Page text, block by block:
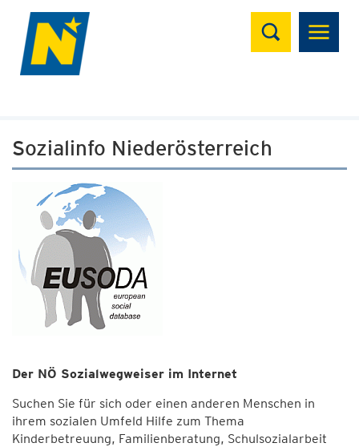
Suchen
Sozialinfo Niederösterreich
Der NÖ Sozialwegweiser im Internet
Suchen Sie für sich oder einen anderen Menschen in
ihrem sozialen Umfeld Hilfe zum Thema
Kinderbetreuung, Familienberatung, Schulsozialarbeit